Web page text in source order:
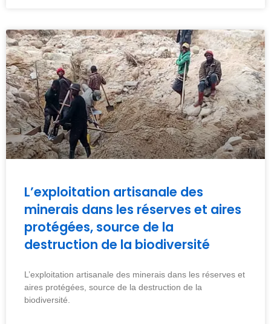
L’exploitation artisanale des
minerais dans les réserves et aires
protégées, source de la
destruction de la biodiversité
L’exploitation artisanale des minerais dans les réserves et
aires protégées, source de la destruction de la
biodiversité.